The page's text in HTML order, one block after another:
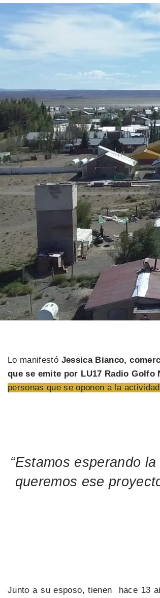
Lo manifestó Jessica Bianco,
que se emite por LU17 Radio Golfo
personas que se oponen a la
“Estamos esperando
queremos ese
Junto a su esposo, tienen hace 13